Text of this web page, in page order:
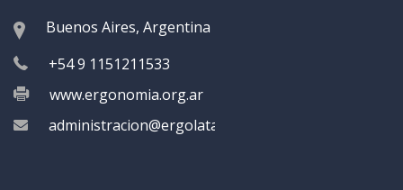
Buenos Aires, Argentina
+54 9 1151211533
www.ergonomia.org.ar
administracion@ergolatam.org